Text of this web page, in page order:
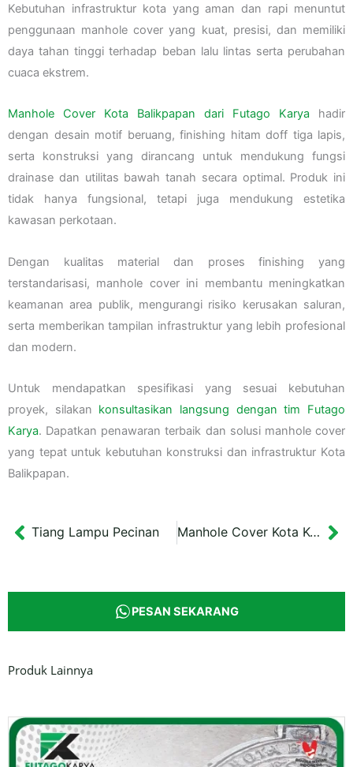
Kebutuhan infrastruktur kota yang aman dan rapi menuntut
penggunaan manhole cover yang kuat, presisi, dan memiliki
daya tahan tinggi terhadap beban lalu lintas serta perubahan
cuaca ekstrem.
Manhole Cover Kota Balikpapan dari Futago Karya hadir
dengan desain motif beruang, finishing hitam doff tiga lapis,
serta konstruksi yang dirancang untuk mendukung fungsi
drainase dan utilitas bawah tanah secara optimal. Produk ini
tidak hanya fungsional, tetapi juga mendukung estetika
kawasan perkotaan.
Dengan kualitas material dan proses finishing yang
terstandarisasi, manhole cover ini membantu meningkatkan
keamanan area publik, mengurangi risiko kerusakan saluran,
serta memberikan tampilan infrastruktur yang lebih profesional
dan modern.
Untuk mendapatkan spesifikasi yang sesuai kebutuhan
proyek, silakan konsultasikan langsung dengan tim Futago
Karya. Dapatkan penawaran terbaik dan solusi manhole cover
yang tepat untuk kebutuhan konstruksi dan infrastruktur Kota
Balikpapan.
Prev
Tiang Lampu Pecinan Manhole Cover Kota Kediri
PESAN SEKARANG
Produk Lainnya